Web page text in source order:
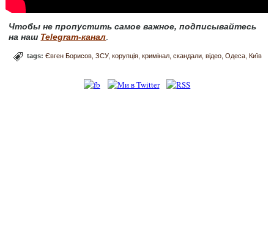
Чтобы не пропустить самое важное, подписывайтесь
на наш Telegram-канал
tags:Євген Борисов ЗСУ корупція кримінал скандали відео Одеса Київ